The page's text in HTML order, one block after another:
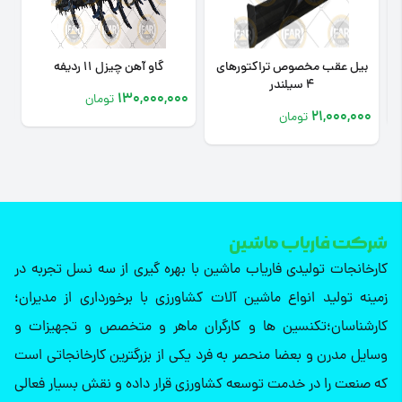
گاو آهن چیزل 11 ردیفه چیزل 9 ردیفه
110,000,000
شرکت فاریاب ماشین
کارخانجات تولیدی فاریاب ماشین با بهره گیری از سه نسل تجربه در
زمینه تولید انواع ماشین آلات کشاورزی با برخورداری از مدیران؛
کارشناسان؛تکنسین ها و کارگران ماهر و متخصص و تجهیزات و
وسایل مدرن و بعضا منحصر به فرد یکی از بزرگترین کارخانجاتی است
که صنعت را در خدمت توسعه کشاورزی قرار داده و نقش بسیار فعالی